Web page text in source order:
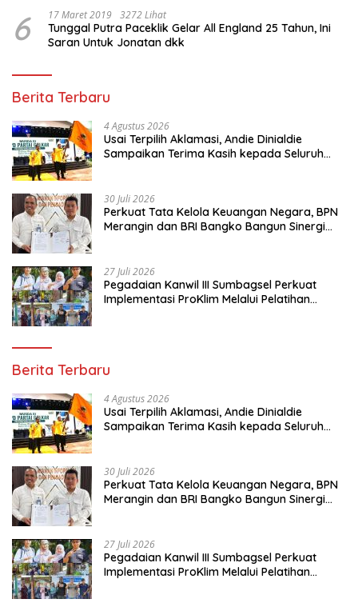
6 17 Maret 2019 3272 Lihat
Tunggal Putra Paceklik Gelar All England 25 Tahun, Ini
Saran Untuk Jonatan dkk
Berita Terbaru
4 Agustus 2026
Usai Terpilih Aklamasi, Andie Dinialdie
Sampaikan Terima Kasih kepada Seluruh
30 Juli 2026
Perkuat Tata Kelola Keuangan Negara, BPN
Merangin dan BRI Bangko Bangun Sinergi
27 Juli 2026
Pegadaian Kanwil III Sumbagsel Perkuat
Implementasi ProKlim Melalui Pelatihan
Berita Terbaru
4 Agustus 2026
Usai Terpilih Aklamasi, Andie Dinialdie
Sampaikan Terima Kasih kepada Seluruh
30 Juli 2026
Perkuat Tata Kelola Keuangan Negara, BPN
Merangin dan BRI Bangko Bangun Sinergi
27 Juli 2026
Pegadaian Kanwil III Sumbagsel Perkuat
Implementasi ProKlim Melalui Pelatihan